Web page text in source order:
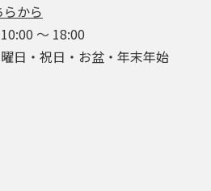
らから
～ 18:00
日・祝日・お盆・年末年始